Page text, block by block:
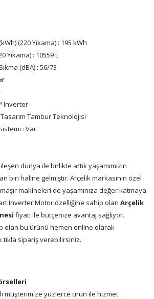
(220 Yıkama) : 195 kWh
Yıkama) : 10559 L
(dBA) : 56/73
Inverter
Tambur Teknolojisi
: Var
dünya ile birlikte artık yaşamımızın
biri haline gelmiştir. Arçelik markasının özel
makineleri de yaşamınıza değer katmaya
Inverter Motor özelliğine sahip olan Arçelik
fiyatı ile bütçenize avantaj sağlıyor.
olan bu ürünü hemen online olarak
tıkla sipariş verebilirsiniz.
müşterimize yüzlerce ürün ile hizmet